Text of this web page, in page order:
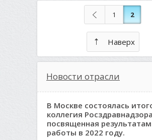
1 2
Наверх
Новости отрасли
В Москве состоялась
коллегия
посвященная результатам
работы в 2022 году.